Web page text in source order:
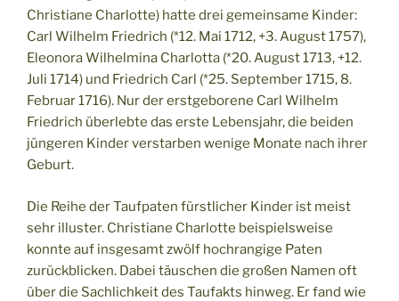
Christiane Charlotte) hatte drei gemeinsame Kinder:
Carl Wilhelm Friedrich (*12. Mai 1712, +3. August 1757),
Eleonora Wilhelmina Charlotta (*20. August 1713, +12.
Juli 1714) und Friedrich Carl (*25. September 1715, 8.
Februar 1716). Nur der erstgeborene Carl Wilhelm
Friedrich überlebte das erste Lebensjahr, die beiden
jüngeren Kinder verstarben wenige Monate nach ihrer
Geburt.
Die Reihe der Taufpaten fürstlicher Kinder ist meist
sehr illuster. Christiane Charlotte beispielsweise
konnte auf insgesamt zwölf hochrangige Paten
zurückblicken. Dabei täuschen die großen Namen oft
über die Sachlichkeit des Taufakts hinweg. Er fand wie